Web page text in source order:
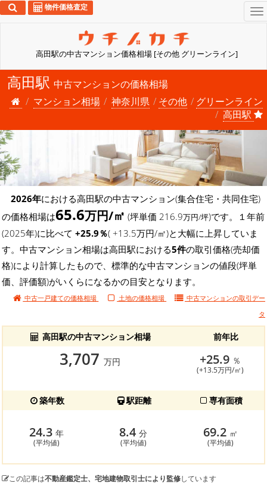
高田駅の中古マンション価格相場 [その他 グリーンライン]
物件価格査定
高田駅 中古マンションの価格相場
マンション相場
神奈川県 その他
グリーンライン
高田駅
2026年における高田駅の中古マンション(集合住宅・共同住宅)
の価格相場は65.6万円/㎡ (坪単価 216.9万円/坪)です。１年前
(2025年)に比べて +25.9％( +13.5万円/㎡)と大幅に上昇していま
す。中古マンション相場は高田駅における5件の取引価格(売却価
格)により計算したもので、標準的な中古マンションの値段(坪単
価、評価額)がいくらになるかの目安となります。
中古一戸建ての価格相場 土地の価格相場 中古マンションの取引デー
タ
高田駅の中古マンション相場 前年比
3,707 万円 +25.9 ％
(+13.5万円/㎡)
築年数 駅距離 専有面積
24.3 年
(平均値)
8.4分
(平均値)
69.2 ㎡
(平均値)
この記事は不動産鑑定士、宅地建物取引士により監修しています